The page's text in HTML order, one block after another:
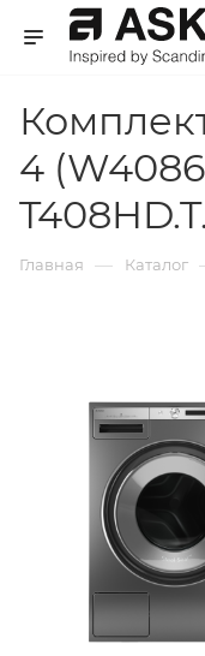
4
Главная — Каталог